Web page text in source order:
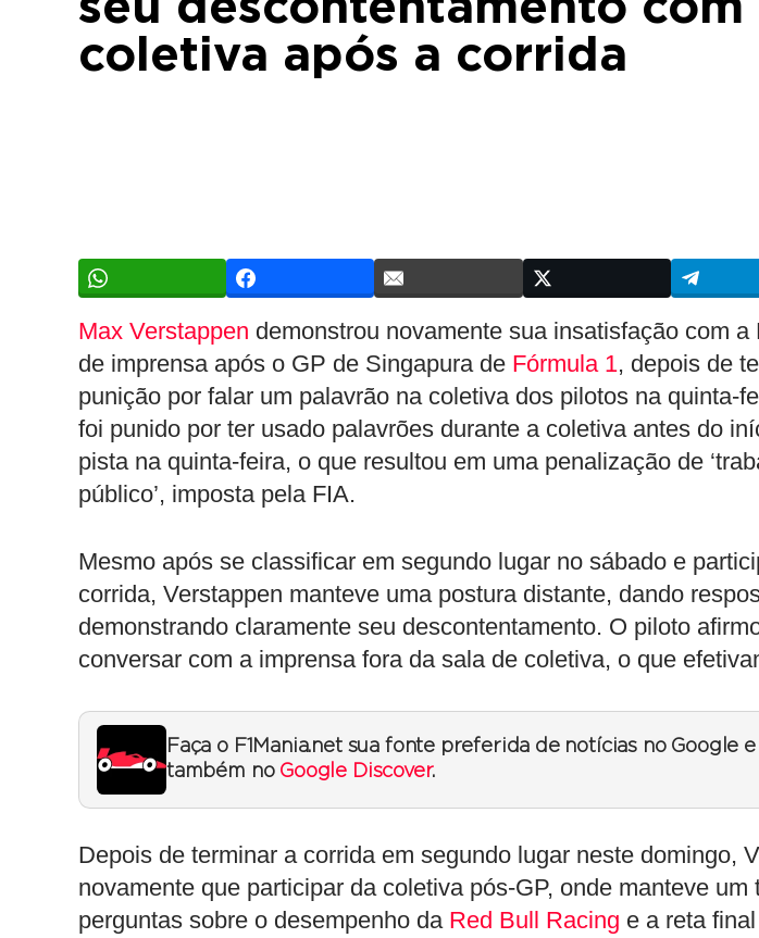
coletiva após a corrida
Max Verstappen demonstrou novamente sua insatisfação com
de imprensa após o GP de Singapura de Fórmula 1, depois de
punição por falar um palavrão na coletiva dos pilotos na quinta-
foi punido por ter usado palavrões durante a coletiva antes do
pista na quinta-feira, o que resultou em uma penalização de
público’, imposta pela FIA.
Mesmo após se classificar em segundo lugar no sábado e
corrida, Verstappen manteve uma postura distante, dando
demonstrando claramente seu descontentamento. O piloto
conversar com a imprensa fora da sala de coletiva, o que
Faça o F1Mania.net sua fonte preferida de notícias no Google e
também no Google Discover.
Depois de terminar a corrida em segundo lugar neste domingo,
novamente que participar da coletiva pós-GP, onde manteve
perguntas sobre o desempenho da Red Bull Racing e a reta